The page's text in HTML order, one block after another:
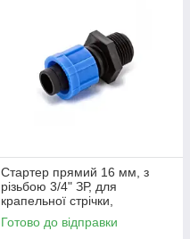
Стартер прямий 16 мм, з
різьбою 3/4" ЗР, для
крапельної стрічки,
(фурнітура для монтажу
крапельного поливу)
Готово до відправки